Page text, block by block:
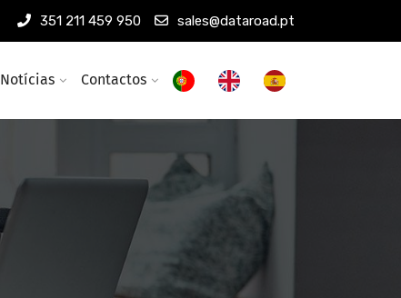
351 211 459 950 sales@dataroad.pt
Notícias Contactos